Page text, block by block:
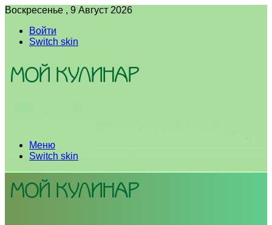
Воскресенье , 9 Август 2026
Войти
Switch skin
Меню
Switch skin